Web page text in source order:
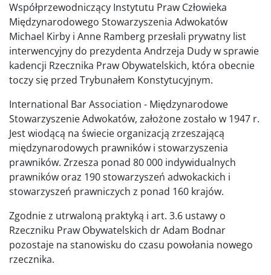
Współprzewodniczący Instytutu Praw Człowieka
Międzynarodowego Stowarzyszenia Adwokatów
Michael Kirby i Anne Ramberg przesłali prywatny list
interwencyjny do prezydenta Andrzeja Dudy w sprawie
kadencji Rzecznika Praw Obywatelskich, która obecnie
toczy się przed Trybunałem Konstytucyjnym.
International Bar Association - Międzynarodowe
Stowarzyszenie Adwokatów, założone zostało w 1947 r.
Jest wiodącą na świecie organizacją zrzeszającą
międzynarodowych prawników i stowarzyszenia
prawników. Zrzesza ponad 80 000 indywidualnych
prawników oraz 190 stowarzyszeń adwokackich i
stowarzyszeń prawniczych z ponad 160 krajów.
Zgodnie z utrwaloną praktyką i art. 3.6 ustawy o
Rzeczniku Praw Obywatelskich dr Adam Bodnar
pozostaje na stanowisku do czasu powołania nowego
rzecznika.